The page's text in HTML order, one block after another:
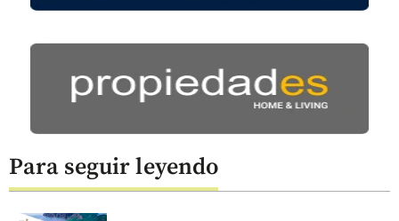
Para seguir leyendo